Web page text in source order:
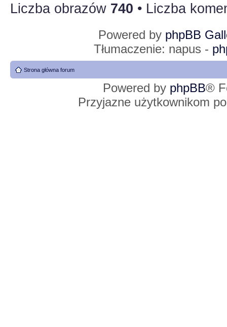
Liczba obrazów 740 • Liczba
Powered by phpBB
Tłumaczenie: napus -
Strona główna forum
Powered by phpBB®
Przyjazne użytkownikom